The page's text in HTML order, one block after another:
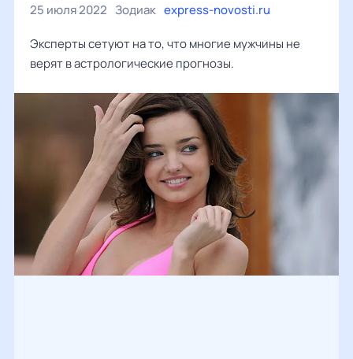
25 июля 2022 Зодиак express-novosti.ru
Эксперты сетуют на то, что многие мужчины не
верят в астрологические прогнозы.